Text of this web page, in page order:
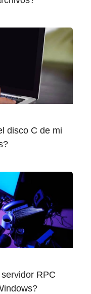
disco C de mi
RPC